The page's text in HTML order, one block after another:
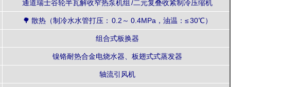
通道瑞士谷轮半瓦解收窄热泵机组 /二元复叠收紧制冷压缩机
🌳 散热（制冷水水管打压： 0.2～ 0.4MPa，油温：≤ 30℃）
组合式板换器
镍铬耐热合金电烧水器、板翅式式蒸发器
轴流引风机